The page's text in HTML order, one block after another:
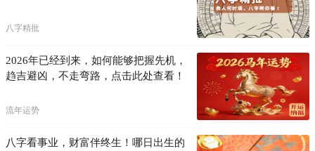
八字精批
2026年已经到来，如何能够把握先机，
趋吉避凶，不走弯路，点击此处查看！
流年运势
八字看事业，财富伴终生！哪日出生的